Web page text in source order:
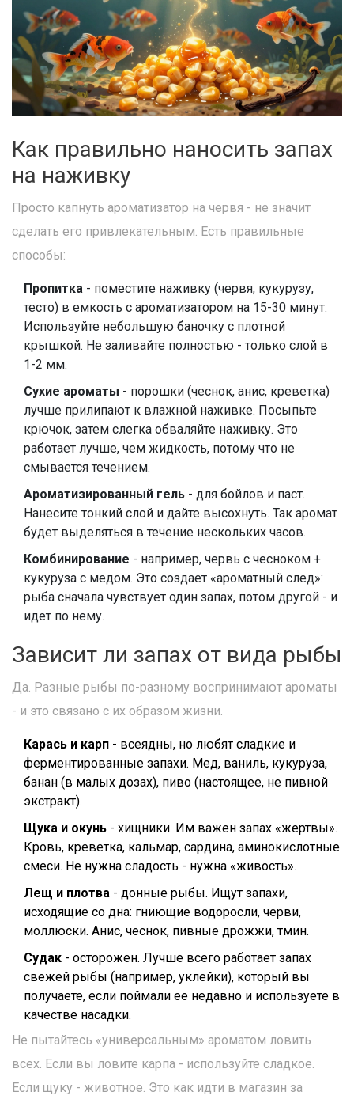
Как правильно наносить запах
на наживку
Просто капнуть ароматизатор на червя - не значит
сделать его привлекательным. Есть правильные
способы:
Пропитка - поместите наживку (червя, кукурузу,
тесто) в емкость с ароматизатором на 15-30 минут.
Используйте небольшую баночку с плотной
крышкой. Не заливайте полностью - только слой в
1-2 мм.
Сухие ароматы - порошки (чеснок, анис, креветка)
лучше прилипают к влажной наживке. Посыпьте
крючок, затем слегка обваляйте наживку. Это
работает лучше, чем жидкость, потому что не
смывается течением.
Ароматизированный гель - для бойлов и паст.
Нанесите тонкий слой и дайте высохнуть. Так аромат
будет выделяться в течение нескольких часов.
Комбинирование - например, червь с чесноком +
кукуруза с медом. Это создает «ароматный след»:
рыба сначала чувствует один запах, потом другой - и
идет по нему.
Зависит ли запах от вида рыбы
Да. Разные рыбы по-разному воспринимают ароматы
- и это связано с их образом жизни.
Карась и карп - всеядны, но любят сладкие и
ферментированные запахи. Мед, ваниль, кукуруза,
банан (в малых дозах), пиво (настоящее, не пивной
экстракт).
Щука и окунь - хищники. Им важен запах «жертвы».
Кровь, креветка, кальмар, сардина, аминокислотные
смеси. Не нужна сладость - нужна «живость».
Лещ и плотва - донные рыбы. Ищут запахи,
исходящие со дна: гниющие водоросли, черви,
моллюски. Анис, чеснок, пивные дрожжи, тмин.
Судак - осторожен. Лучше всего работает запах
свежей рыбы (например, уклейки), который вы
получаете, если поймали ее недавно и используете в
качестве насадки.
Не пытайтесь «универсальным» ароматом ловить
всех. Если вы ловите карпа - используйте сладкое.
Если щуку - животное. Это как идти в магазин за